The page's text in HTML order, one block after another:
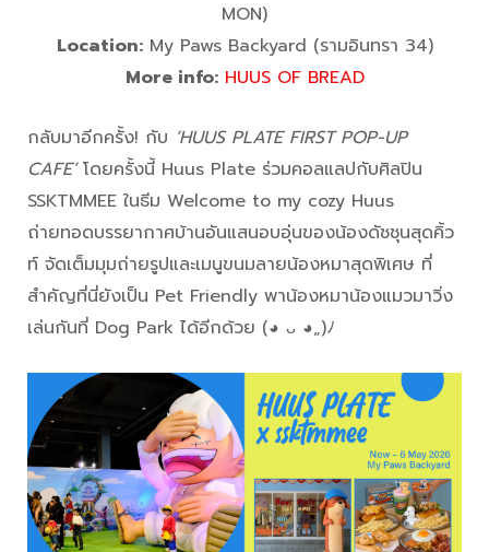
MON)
Location:My Paws Backyard (รามอินทรา 34)
More info: HUUS OF BREAD
กลับมาอีกครั้ง! กับ ‘HUUS PLATE FIRST POP-UP
CAFE’โดยครั้งนี้ Huus Plate ร่วมคอลแลปกับศิลปิน
SSKTMMEE ในธีม Welcome to my cozy Huus
ถ่ายทอดบรรยากาศบ้านอันแสนอบอุ่นของน้องดัชชุนสุดคิ้ว
ท์ จัดเต็มมุมถ่ายรูปและเมนูขนมลายน้องหมาสุดพิเศษ ที่
สำคัญที่นี่ยังเป็น Pet Friendly พาน้องหมาน้องแมวมาวิ่ง
เล่นกันที่ Dog Park ได้อีกด้วย (◕ ᴗ ◕„)ﾉ